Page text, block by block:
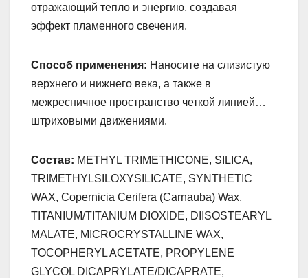
отражающий тепло и энергию, создавая
эффект пламенного свечения.
Способ применения: Наносите на слизистую
верхнего и нижнего века, а также в
межресничное пространство четкой линией…
штриховыми движениями.
Состав: METHYL TRIMETHICONE, SILICA,
TRIMETHYLSILOXYSILICATE, SYNTHETIC
WAX, Copernicia Cerifera (Carnauba) Wax,
TITANIUM/TITANIUM DIOXIDE, DIISOSTEARYL
MALATE, MICROCRYSTALLINE WAX,
TOCOPHERYL ACETATE, PROPYLENE
GLYCOL DICAPRYLATE/DICAPRATE,